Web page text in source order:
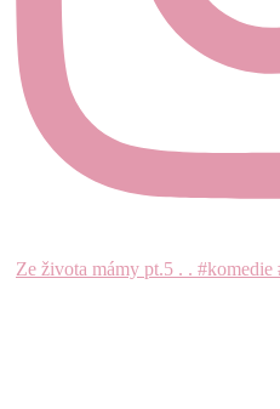
Ze života mámy pt.5 . . #komedie